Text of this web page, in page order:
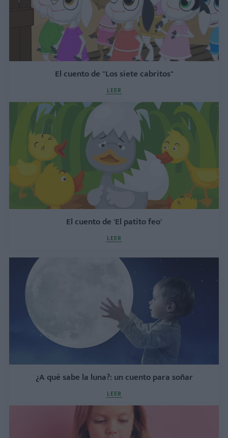
El cuento de "Los siete cabritos"
LEER
El cuento de 'El patito feo'
LEER
¿A qué sabe la luna?: un cuento para soñar
LEER